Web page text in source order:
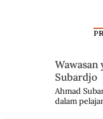
Wawasan
Subardjo
Ahmad
dalam